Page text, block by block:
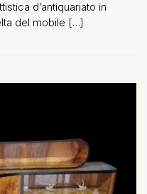
d’antiquariato in
del mobile […]